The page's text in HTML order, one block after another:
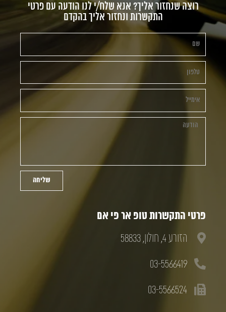
רוצה שנחזור אליך? אנא שלח/י לנו הודעה עם פרטי
התקשרות ונחזור אליך בהקדם
שליחה
פרטי התקשרות טופ אר פי אם
הזורע 4, חולון, 58833
03-5566419
03-5566524